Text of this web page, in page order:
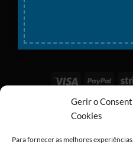
Gerir o
Cookies
Para fornecer as melhores
Visa
Copyright 2026 ©